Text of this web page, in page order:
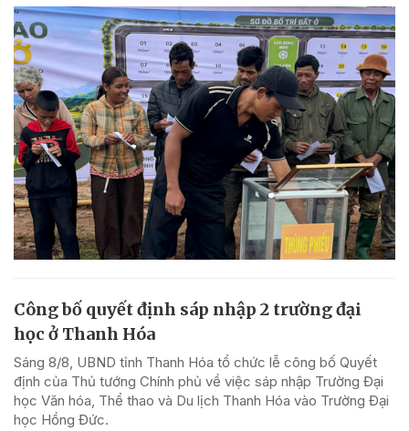
Công bố quyết định sáp nhập 2 trường đại
học ở Thanh Hóa
Sáng 8/8, UBND tỉnh Thanh Hóa tổ chức lễ công bố Quyết
định của Thủ tướng Chính phủ về việc sáp nhập Trường Đại
học Văn hóa, Thể thao và Du lịch Thanh Hóa vào Trường Đại
học Hồng Đức.